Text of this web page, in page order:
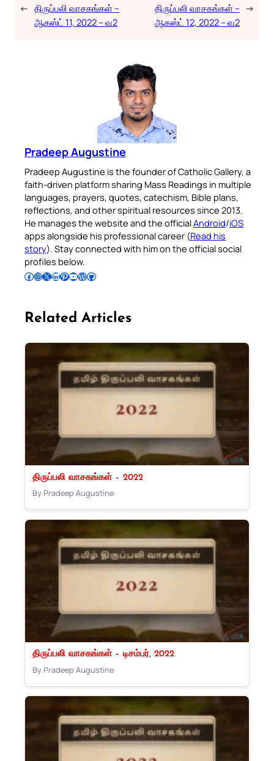
← திருப்பலி வாசகங்கள் –
ஆகஸ்ட் 11, 2022 – வ2
திருப்பலி வாசகங்கள் –
ஆகஸ்ட் 12, 2022 – வ2
→
Pradeep Augustine
Pradeep Augustine is the founder of Catholic Gallery, a
faith-driven platform sharing Mass Readings in multiple
languages, prayers, quotes, catechism, Bible plans,
reflections, and other spiritual resources since 2013.
He manages the website and the officialAndroid/iOS
apps alongside his professional career (Read his
story). Stay connected with him on the official social
profiles below.
Follow Pradeep on Facebook Follow Pradeep on InstagramFollow Pradeep on X Follow Pradeep on LinkedIn Follow Pradeep on Pinterest Subscribe to Pradeep’s Youtube Channel Follow Pradeep on WordPress Follow Pradeep on GitHub
Related Articles
திருப்பலி வாசகங்கள் – 2022
By Pradeep Augustine
திருப்பலி வாசகங்கள் – டிசம்பர், 2022
By Pradeep Augustine